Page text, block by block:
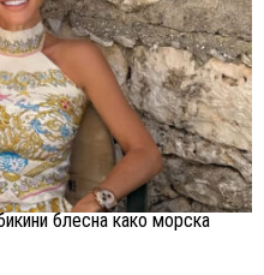
блесна како морска